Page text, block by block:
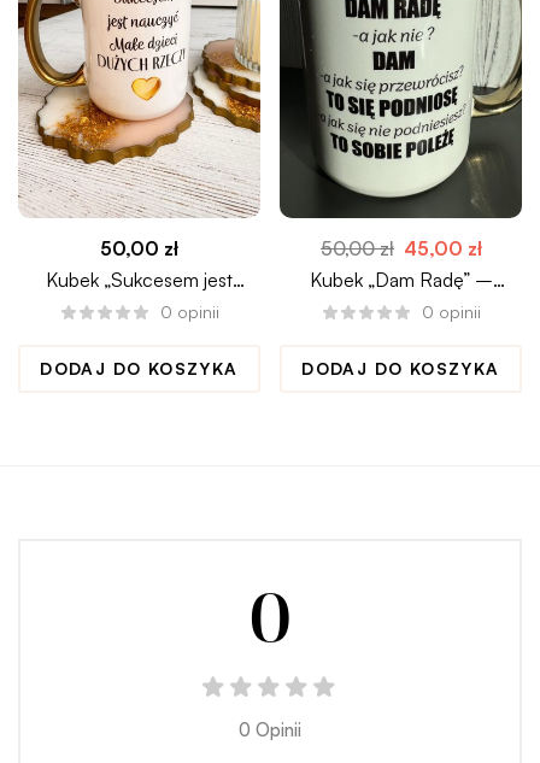
50,00 zł
Kubek „Sukcesem jest
nauczyć małe dzieci dużych
0 opinii
DODAJ DO KOSZYKA
50,00zł 45,00 zł
Kubek „Dam Radę” –
motywacja na co dzień
0 opinii
DODAJ DO KOSZYKA
0
0 Opinii